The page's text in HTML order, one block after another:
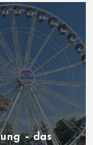
– das